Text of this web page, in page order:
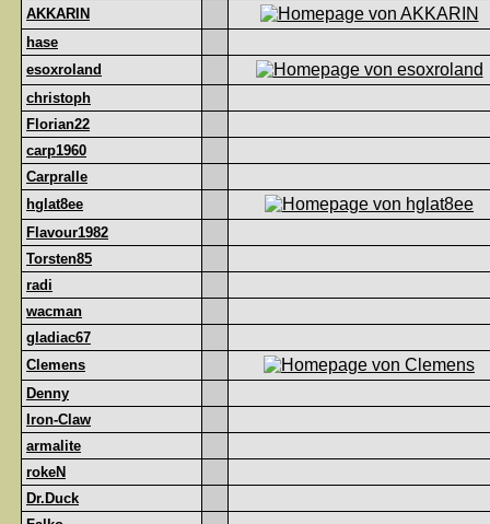
AKKARIN
hase
esoxroland
christoph
Florian22
carp1960
Carpralle
hglat8ee
Flavour1982
Torsten85
radi
wacman
gladiac67
Clemens
Denny
Iron-Claw
armalite
rokeN
Dr.Duck